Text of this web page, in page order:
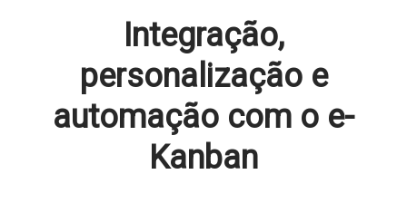
Integração,
personalização e
automação com o e-
Kanban